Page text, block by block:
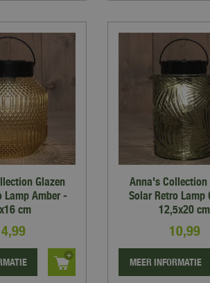
Glazen
Lamp Amber -
cm
,99
Anna's Collection
Solar Retro Lamp
12,5x20 cm
10,99
MEER INFORMATIE